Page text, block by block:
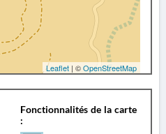
Leaflet | ©OpenStreetMap
Fonctionnalités de la carte
: